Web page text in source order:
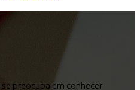
se preocupa em conhecer